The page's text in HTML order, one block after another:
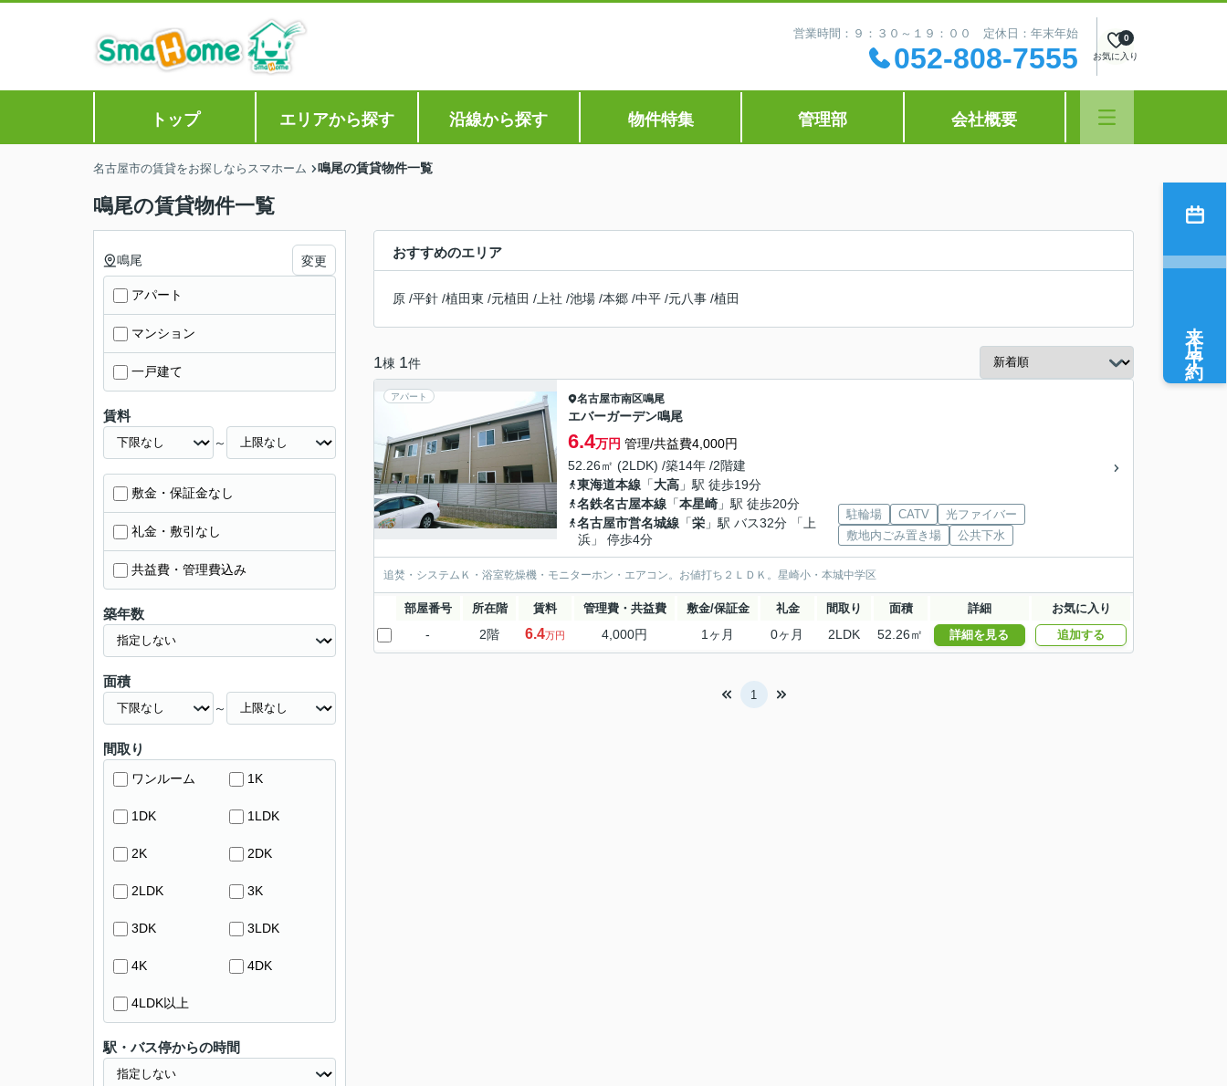
営業時間：９：３０～１９：００ 定休日：年末年始
052-808-7555 お気に入り
0
トップ エリアから探す 沿線から探す 物件特集 管理部 会社概要
名古屋市の賃貸をお探しならスマホーム 鳴尾の賃貸物件一覧
鳴尾の賃貸物件一覧
おすすめのエリア
原 /平針 /植田東 /元植田 / 上社 /池場 /本郷 /中平 /元八事 /植田
1棟 1件
アパート 名古屋市南区鳴尾
エバーガーデン鳴尾
6.4万円 管理/共益費4,000円
52.26㎡ (2LDK) /築14年 /2階建
東海道本線 「大高 」駅 徒歩19分
名鉄名古屋本線 「本星崎 」駅 徒歩20分
名古屋市営名城線 「栄 」駅 バス32分 「上
浜」 停歩4分
駐輪場 CATV
光ファイバー
敷地内ごみ置き場
公共下水
追焚・システムＫ・浴室乾燥機・モニターホン・エアコン。お値打ち２ＬＤＫ。星崎小・本城中学区
部屋番号 所在階 賃料 管理費・共益費 敷金/保証金 礼金 間取り 面積 詳細 お気に入り
- 2階 6.4万円 4,000円 1ヶ月 0ヶ月 2LDK 52.26㎡ 詳細を見る 追加する
1
鳴尾 変更
アパート
マンション
一戸建て
賃料
～
敷金・保証金なし
礼金・敷引なし
共益費・管理費込み
築年数
面積
～
間取り
ワンルーム 1K
1DK 1LDK
2K 2DK
2LDK 3K
3DK 3LDK
4K 4DK
4LDK以上
駅・バス停からの時間
来店予約